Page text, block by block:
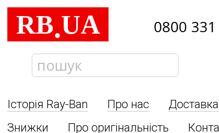
RB.UA 0800
Історія Ray-Ban Про нас
Знижки
Про оригінальність